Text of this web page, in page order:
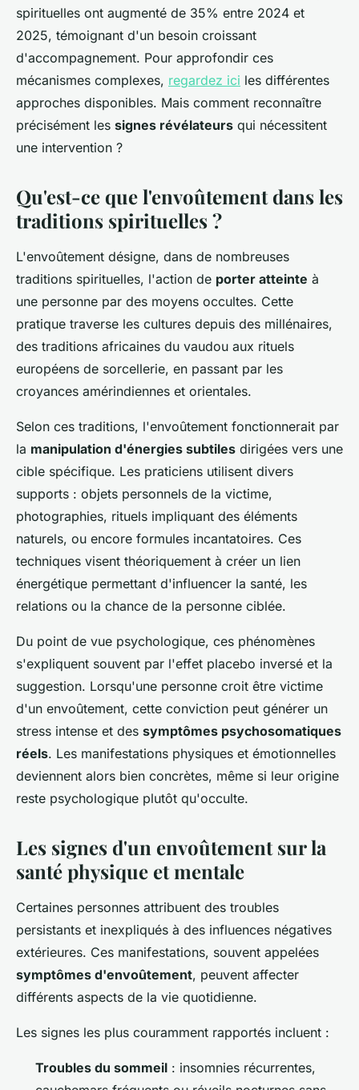
spirituelles ont augmenté de 35% entre 2024 et
2025, témoignant d'un besoin croissant
d'accompagnement. Pour approfondir ces
mécanismes complexes, regardez ici les différentes
approches disponibles. Mais comment reconnaître
précisément les signes révélateurs qui nécessitent
une intervention ?
Qu'est-ce que l'envoûtement dans les
traditions spirituelles ?
L'envoûtement désigne, dans de nombreuses
traditions spirituelles, l'action de porter atteinte à
une personne par des moyens occultes. Cette
pratique traverse les cultures depuis des millénaires,
des traditions africaines du vaudou aux rituels
européens de sorcellerie, en passant par les
croyances amérindiennes et orientales.
Selon ces traditions, l'envoûtement fonctionnerait par
la manipulation d'énergies subtiles dirigées vers une
cible spécifique. Les praticiens utilisent divers
supports : objets personnels de la victime,
photographies, rituels impliquant des éléments
naturels, ou encore formules incantatoires. Ces
techniques visent théoriquement à créer un lien
énergétique permettant d'influencer la santé, les
relations ou la chance de la personne ciblée.
Du point de vue psychologique, ces phénomènes
s'expliquent souvent par l'effet placebo inversé et la
suggestion. Lorsqu'une personne croit être victime
d'un envoûtement, cette conviction peut générer un
stress intense et des symptômes psychosomatiques
réels. Les manifestations physiques et émotionnelles
deviennent alors bien concrètes, même si leur origine
reste psychologique plutôt qu'occulte.
Les signes d'un envoûtement sur la
santé physique et mentale
Certaines personnes attribuent des troubles
persistants et inexpliqués à des influences négatives
extérieures. Ces manifestations, souvent appelées
symptômes d'envoûtement, peuvent affecter
différents aspects de la vie quotidienne.
Les signes les plus couramment rapportés incluent :
Troubles du sommeil : insomnies récurrentes,